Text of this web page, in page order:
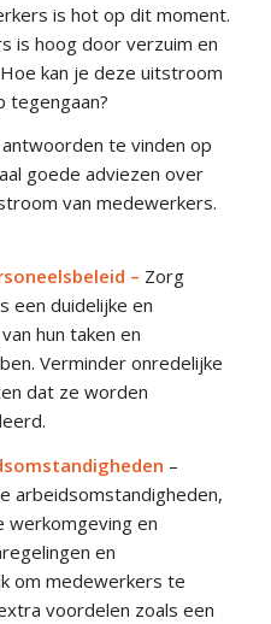
is hot op dit moment.
is hoog door verzuim en
kan je deze uitstroom
tegengaan?
te vinden op
goede adviezen over
van medewerkers.
– Zorg
een duidelijke en
hun taken en
Verminder onredelijke
dat ze worden
–
arbeidsomstandigheden,
werkomgeving en
en
om medewerkers te
voordelen zoals een